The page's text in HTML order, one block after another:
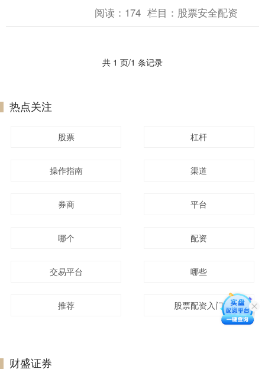
资金，从而获得更高的收益。 * **放大收
益：**配....
阅读： 174 栏目： 股票安全配资
共 1 页/1 条记录
热点关注
股票 杠杆
操作指南 渠道
券商 平台
哪个 配资
交易平台 哪些
推荐 股票配资入门
财盛证券